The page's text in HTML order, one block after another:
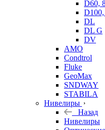
D60,
DL
DL G
DV
AMO
Condtrol
Fluke
GeoMax
SNDWAY
STABILA
Нивелиры
Назад
Нивелиры